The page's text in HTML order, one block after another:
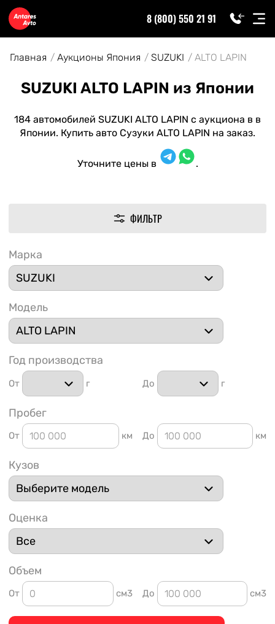
91
8 (800) 550 21 91
Главная Аукционы Япония SUZUKI ALTO LAPIN
SUZUKI ALTO LAPIN из Японии
184 автомобилей SUZUKI ALTO LAPIN с аукциона в в
Японии. Купить авто Сузуки ALTO LAPIN на заказ.
Уточните цены в .
ФИЛЬТР
Марка
Модель
Год производства
От г До г
Пробег
От км До км
Кузов
Оценка
Объем
От см3 До см3